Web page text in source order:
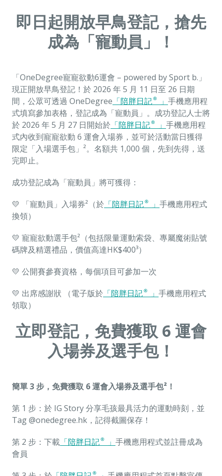
即日起開放早鳥登記，搶先
成為「寵動員」！
「OneDegree寵寵欲動6運會 – powered by Sport b.」
現正開放早鳥登記！於 2026 年 5 月 11 日至 26 日期
間，公眾可透過 OneDegree 「陪胖日記®」 手機應用程
式填寫參加表格，登記成為「寵動員」。成功登記人士將
於 2026 年 5 月 27 日開始於 「陪胖日記®」 手機應用程
式內收到寵寵欲動 6 運會入場券，並可於活動當日獲得
限定「入場選手包」²。名額共 1,000 個，先到先得，送
完即止。
成功登記成為「寵動員」將可獲得：
💛 「寵動員」入場券²（於 「陪胖日記®」 手機應用程式
換領）
💛 寵寵欲動選手包²（包括限量運動索袋、專屬魔術貼號
碼牌及精選禮品，價值高達HK$400³）
💛 公開賽參賽資格，每個項目可參加一次
💛 出席感謝狀 （電子版於 「陪胖日記®」 手機應用程式
領取）
立即登記，免費獲取 6 運會
入場券及選手包！
簡單 3 步，免費獲取 6 運會入場券及選手包²！
第 1 步：於 IG Story 分享毛孩最具活力的運動時刻，並
Tag @onedegree.hk，記得截圖保存！
第 2 步：下載 「陪胖日記®」 手機應用程式並註冊成為
會員